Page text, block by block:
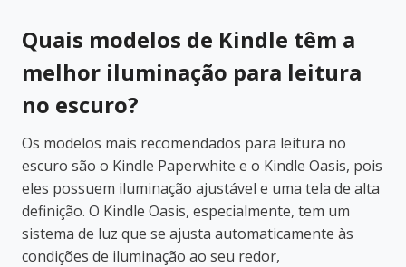
Quais modelos de Kindle têm a
melhor iluminação para leitura
no escuro?
Os modelos mais recomendados para leitura no
escuro são o Kindle Paperwhite e o Kindle Oasis, pois
eles possuem iluminação ajustável e uma tela de alta
definição. O Kindle Oasis, especialmente, tem um
sistema de luz que se ajusta automaticamente às
condições de iluminação ao seu redor,